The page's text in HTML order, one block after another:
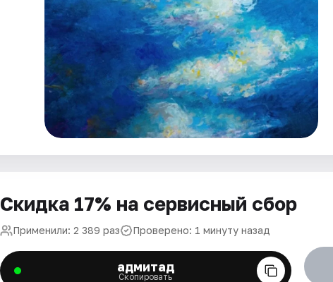
Скидка 17% на сервисный сбор
Применили: 2 389 раз Проверено: 1 минуту назад
адмитад
Скопировать